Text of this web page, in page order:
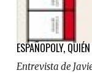
ESPAÑOPOLY,
Entrevista de